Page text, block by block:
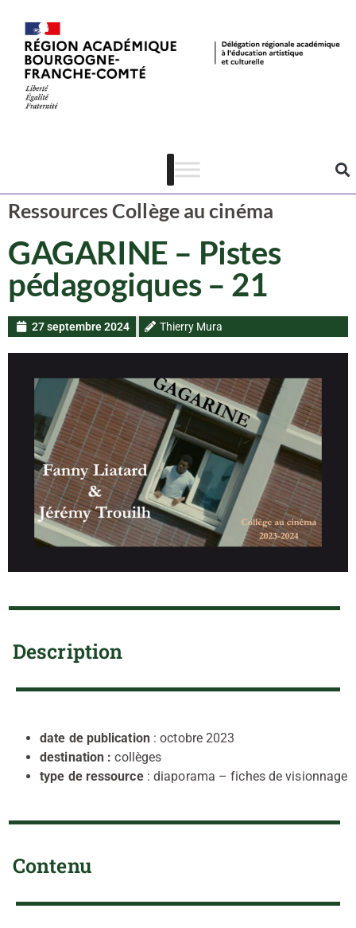
Ressources Collège au cinéma
GAGARINE – Pistes
pédagogiques – 21
27 septembre 2024 Thierry Mura
Description
date de publication: octobre 2023
destination :collèges
type de ressource: diaporama – fiches de visionnage
Contenu